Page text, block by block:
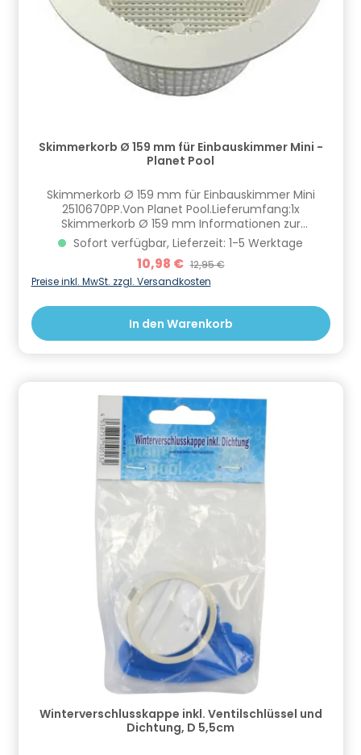
Skimmerkorb Ø 159 mm für Einbauskimmer Mini -
Planet Pool
Skimmerkorb Ø 159 mm für Einbauskimmer Mini
2510670PP.Von Planet Pool.Lieferumfang:1x
Skimmerkorb Ø 159 mm Informationen zur
Produktsicherheit Hersteller/EU Verantwortliche
Person: CF Group Deutschland GmbH,
Bahnhofstraße 68, 73240 Wendlingen, DE,
info.de@cf.group, +4970244048100
Sofort verfügbar, Lieferzeit: 1-5 Werktage
Verkaufspreis:
10,98 € Regulärer Preis:
12,95 €
Preise inkl. MwSt. zzgl. Versandkosten
In den Warenkorb
Winterverschlusskappe inkl. Ventilschlüssel und
Dichtung, D 5,5cm